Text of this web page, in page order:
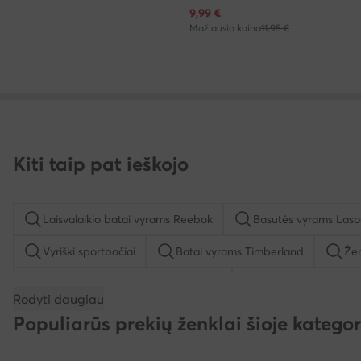
Dabartinė kaina
9,99 €
Mažiausia kaina11,95 €
Kiti taip pat ieškojo
Laisvalaikio batai vyrams Reebok Basutės vyrams
Vyriški sportbačiai Batai vyrams Timberland
Šlepetės per pirštą vyrams Batai vyrams Ugg
Rodyti daugiau
Populiarūs prekių ženklai šioje